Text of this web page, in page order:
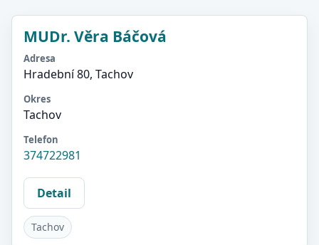
MUDr. Věra Báčová
Adresa
Hradební 80, Tachov
Okres
Tachov
Telefon
374722981
Detail
Tachov